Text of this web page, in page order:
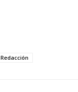
Redacción